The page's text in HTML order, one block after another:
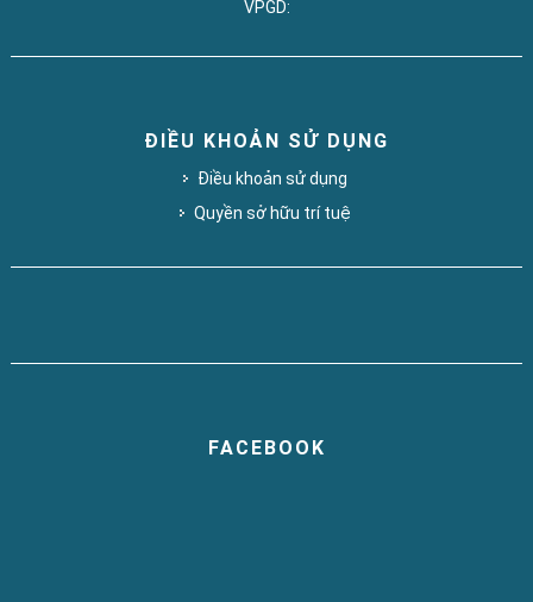
VPGD:
ĐIỀU KHOẢN SỬ DỤNG
Điều khoản sử dụng
Quyền sở hữu trí tuệ
FACEBOOK